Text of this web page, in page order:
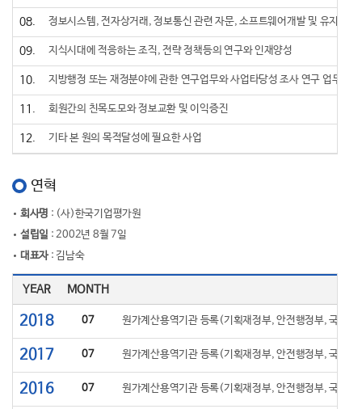
08. 정보시스템, 전자상거래, 정보통신 관련 자문, 소프트웨어개발 및 유지보수
09. 지식시대에 적응하는 조직, 전략 정책등의 연구와 인재양성
10. 지방행정 또는 재정분야에 관한 연구업무와 사업타당성 조사 연구 업무
11. 회원간의 친목도모와 정보교환 및 이익증진
12. 기타 본 원의 목적달성에 필요한 사업
연혁
회사명 : (사)한국기업평가원
설립일 : 2002년 8월 7일
대표자 : 김남숙
YEAR MONTH
2018 07 원가계산용역기관 등록(기획재정부, 안전행정부, 국토
2017 07 원가계산용역기관 등록(기획재정부, 안전행정부, 국토
2016 07 원가계산용역기관 등록(기획재정부, 안전행정부, 국토